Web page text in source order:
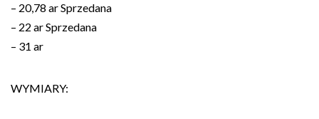
– 20,78 ar Sprzedana
– 22 ar Sprzedana
– 31 ar
WYMIARY: